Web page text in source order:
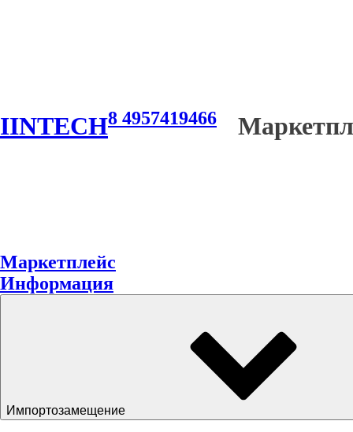
IINTECH8 4957419466
Маркетплейс
Информация
Импортозамещение